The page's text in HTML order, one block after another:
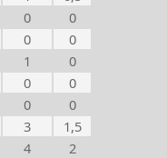
0
0
0
0
1
0
0
0
0
0
3
1,5
4
2